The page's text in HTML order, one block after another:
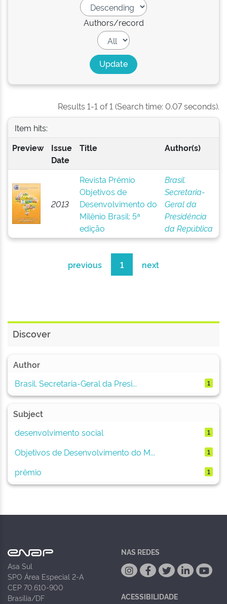
Authors/record
Results 1-1 of 1 (Search time: 0.07 seconds).
Item hits:
Preview
Issue
Date
Title Author(s)
2013
Revista Prêmio
Objetivos de
Desenvolvimento do
Milênio Brasil: 5ª
edição
Brasil.
Secretaria-
Geral da
Presidência
da República
previous 1 next
Discover
Author
Brasil. Secretaria-Geral da Presi...
1
Subject
desenvolvimento social
1
Objetivos de Desenvolvimento do M... 1
prêmio 1
Asa Sul
SPO Área Especial 2-A
CEP 70.610-900
Brasília/DF
NAS REDES
ACESSIBILIDADE